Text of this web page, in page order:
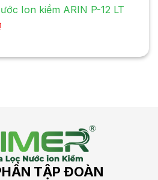
Ion kiềm ARIN P-12 LT
TẬP ĐOÀN